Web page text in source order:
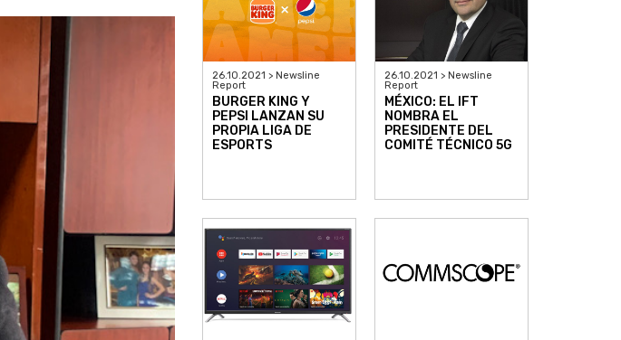
26.10.2021 > Newsline
Report
BURGER KING Y
PEPSI LANZAN SU
PROPIA LIGA DE
ESPORTS
26.10.2021 > Newsline
Report
MÉXICO: EL IFT
NOMBRA EL
PRESIDENTE DEL
COMITÉ TÉCNICO 5G